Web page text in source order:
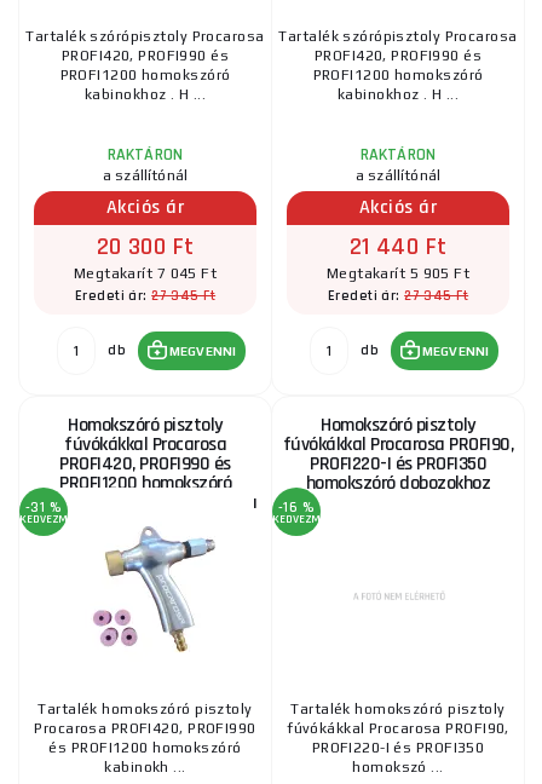
Tartalék szórópisztoly Procarosa
PROFI420, PROFI990 és
PROFI1200 homokszóró
kabinokhoz . H ...
RAKTÁRON
a szállítónál
Akciós ár
20 300 Ft
Megtakarít 7 045 Ft
Eredeti ár:27 345 Ft
db MEGVENNI
Tartalék szórópisztoly Procarosa
PROFI420, PROFI990 és
PROFI1200 homokszóró
kabinokhoz . H ...
RAKTÁRON
a szállítónál
Akciós ár
21 440 Ft
Megtakarít 5 905 Ft
Eredeti ár:27 345 Ft
db MEGVENNI
Homokszóró pisztoly
fúvókákkal Procarosa
PROFI420, PROFI990 és
PROFI1200 homokszóró
ládákhoz, 990-es típusú láda
-31 %
KEDVEZMÉNY
Tartalék homokszóró pisztoly
Procarosa PROFI420, PROFI990
és PROFI1200 homokszóró
kabinokh ...
Homokszóró pisztoly
fúvókákkal Procarosa PROFI90,
PROFI220-I és PROFI350
homokszóró dobozokhoz
-16 %
KEDVEZMÉNY
Tartalék homokszóró pisztoly
fúvókákkal Procarosa PROFI90,
PROFI220-I és PROFI350
homokszó ...